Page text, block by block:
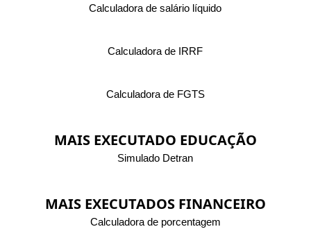
Calculadora de salário líquido
Calculadora de IRRF
Calculadora de FGTS
MAIS EXECUTADO EDUCAÇÃO
Simulado Detran
MAIS EXECUTADOS FINANCEIRO
Calculadora de porcentagem